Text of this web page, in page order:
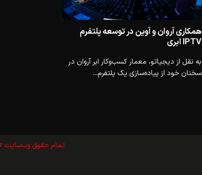
همکاری آروان و آوین در توسعه پلتفرم
IPTV ابری
به نقل از دیجیاتو، معمار کسب‌وکار ابر آروان در
سخنان خود از پیاده‌سازی یک پلتفرم...
تمام حقوق وب‌سايت Muvi.ir برای